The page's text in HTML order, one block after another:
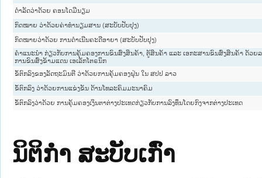
ດໍາລັດວ່າດ້ວຍ ຄອນໂດມີນຽມ
ກົດໝາຍ ວ່າດ້ວຍຄ່າທໍານຽມສານ (ສະບັບປັບປຸງ)
ກົດໝາຍວ່າດ້ວຍ ການດຳເນີນຄະດີອາຍາ (ສະບັບປັບປຸງ)
ຄຳແນະນຳ ກ່ຽວກັບການຄຸ້ມຄອງການຂົນສົ່ງສິນຄ້າ, ຕູ້ສິນຄ້າ ແລະ ເອກະສານຂົນສົ່ງສິນຄ້າ ດ້ວຍ
ການຂົນສົ່ງຂ້າມແດນ ເອເລັກໂຕຣນິກ
ຂໍ້ຕົກລົງຂອງລັດຖະມົນຕີ ວ່າດ້ວຍການຄຸ້ມຄອງຝຸ່ນ ໃນ ສປປ ລາວ
ຂໍ້ຕົກລົງ ວ່າດ້ວຍການແຂ່ງຂັນ ດ້ານໂທລະຄົມມະນາຄົມ
ຂໍ້ຕົກລົງວ່າດ້ວຍ ການຄຸ້ມຄອງເງິນຕາຕ່າງປະເທດກ່ຽວກັບການລົງທຶນໂດຍກົງຈາກຕ່າງປະເທດ
ນິຕິກໍາ ສະບັບເກົ່າ